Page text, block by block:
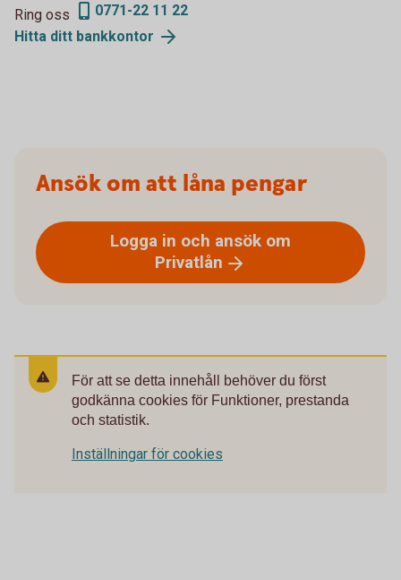
Ring oss
0771-22 11 22
Hitta ditt bankkontor
Ansök om att låna pengar
Logga in och ansök om
Privatlån
För att se detta innehåll behöver du först
godkänna cookies för Funktioner, prestanda
och statistik.
Inställningar för cookies